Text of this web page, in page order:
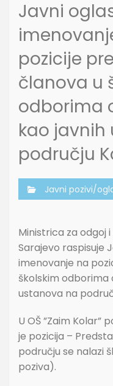
Javni
pozicije
članova u
odborima
kao javnih
području
Javni pozivi/
Ministrica za odgoj
Sarajevo raspisuje
imenovanje na
školskim odborima
ustanova na
U OŠ ”Zaim Kolar”
je pozicija –
području se nalazi
poziva).